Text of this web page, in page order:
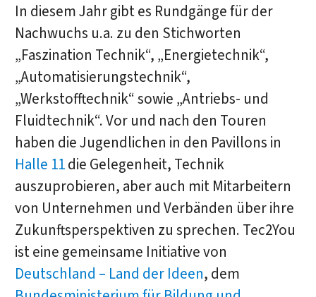
In diesem Jahr gibt es Rundgänge für der
Nachwuchs u.a. zu den Stichworten
„Faszination Technik“, „Energietechnik“,
„Automatisierungstechnik“,
„Werkstofftechnik“ sowie „Antriebs- und
Fluidtechnik“. Vor und nach den Touren
haben die Jugendlichen in den Pavillons in
Halle 11die Gelegenheit, Technik
auszuprobieren, aber auch mit Mitarbeitern
von Unternehmen und Verbänden über ihre
Zukunftsperspektiven zu sprechen. Tec2You
ist eine gemeinsame Initiative von
Deutschland – Land der Ideen, dem